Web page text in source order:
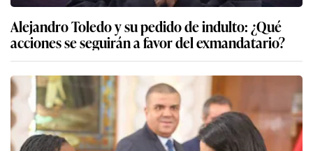
Alejandro Toledo y su pedido de indulto: ¿Qué
acciones se seguirán a favor del exmandatario?